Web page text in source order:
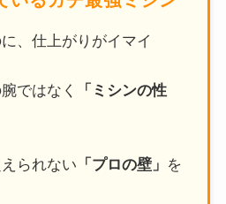
、仕上がりがイマイ
ではなく
「ミシンの性
られない 「プロの壁」 を